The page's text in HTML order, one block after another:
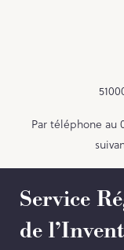
BASES
PORTAIL
Comité d'Histoire
Service Inventaire
Par téléphone au
Service
de